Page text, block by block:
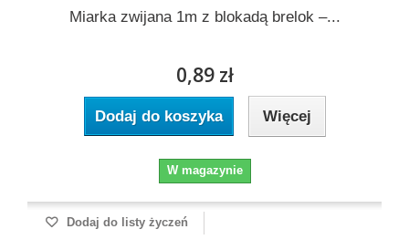
Miarka zwijana 1m z blokadą brelok –...
0,89 zł
Dodaj do koszyka Więcej
W magazynie
Dodaj do listy życzeń